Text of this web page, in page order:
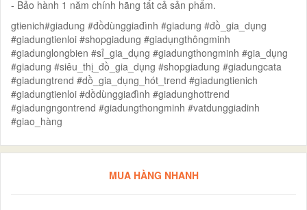
- Bảo hành 1 năm chính hãng tất cả sản phẩm.
gtienich#giadung #đồdùnggiađình #giadung #đồ_gia_dụng
#giadungtienloi #shopgiadung #giadụngthôngminh
#giadunglongbien #sỉ_gia_dụng #giadungthongminh #gia_dụng
#giadung #siêu_thị_đồ_gia_dụng #shopgiadung #giadungcata
#giadungtrend #dồ_gia_dụng_hót_trend #giadungtienich
#giadungtienloi #dồdùnggiađình #giadunghottrend
#giadungngontrend #giadungthongminh #vatdunggiadinh
#giao_hàng
MUA HÀNG NHANH